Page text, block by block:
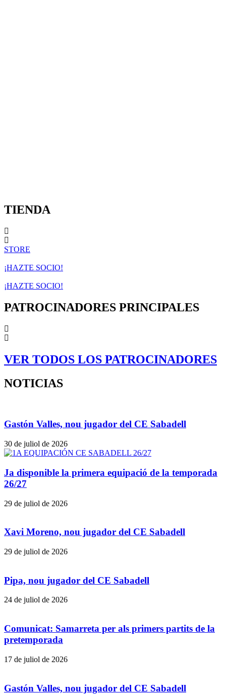
TIENDA
STORE
¡HAZTE SOCIO!
¡HAZTE SOCIO!
PATROCINADORES PRINCIPALES
VER TODOS LOS PATROCINADORES
NOTICIAS
Gastón Valles, nou jugador del CE Sabadell
30 de juliol de 2026
Ja disponible la primera equipació de la temporada
26/27
29 de juliol de 2026
Xavi Moreno, nou jugador del CE Sabadell
29 de juliol de 2026
Pipa, nou jugador del CE Sabadell
24 de juliol de 2026
Comunicat: Samarreta per als primers partits de la
pretemporada
17 de juliol de 2026
Gastón Valles, nou jugador del CE Sabadell